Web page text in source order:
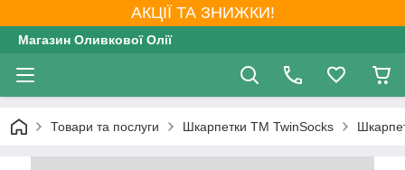
АКЦІЇ ТА ЗНИЖКИ!
Магазин Оливкової Олії
Товари та послуги Шкарпетки ТМ TwinSocks